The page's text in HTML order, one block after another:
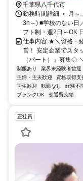
千葉県八千代市
勤務時間詳細 ＜ 月
3h～) ■学校のない日
フト制・週2日～OK
仕事内容 ★＼資格・
営！ 安定企業でスタ
（パート）』募集◇
制服あり 業界未経験者歓迎
主婦・主夫歓迎
資格取得支
学生歓迎
転勤なし 経験不
ブランクOK
交通費支給
正社員